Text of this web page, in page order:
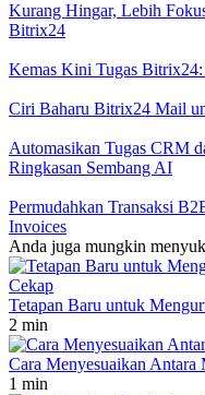
Kurang Hingar, Lebih
Bitrix24
Kemas Kini Tugas Bitrix24:
Ciri Baharu Bitrix24 Mail
Automasikan Tugas CRM
Ringkasan Sembang AI
Permudahkan Transaksi
Invoices
Anda juga mungkin
Tetapan Baru untuk
2 min
Cara Menyesuaikan
1 min